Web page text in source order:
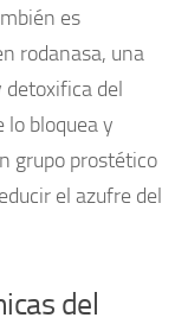
es
rodanasa, una
del
lo bloquea y
grupo prostético
el azufre del
del